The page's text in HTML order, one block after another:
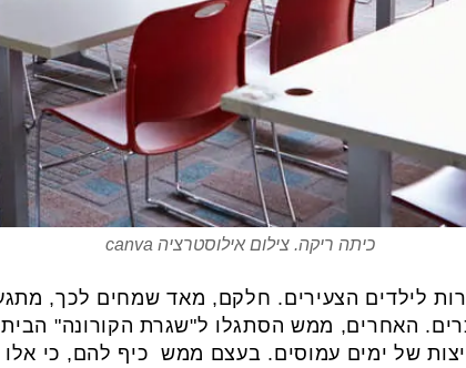
כיתה ריקה. צילום אילוסטרציה canva
לילדים הצעירים. חלקם, מאד שמחים לכך,
האחרים, ממש הסתגלו ל"שגרת הקורונה"
של ימים עמוסים. בעצם ממש כיף להם, כי